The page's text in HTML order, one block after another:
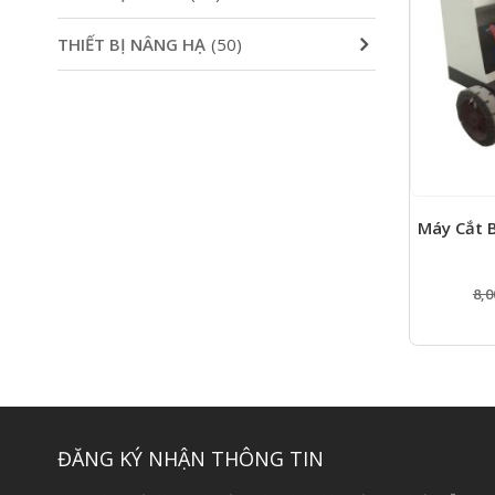
Máy Cắt
THIẾT BỊ NÂNG HẠ (50)
ĐĂNG KÝ NHẬN THÔNG TIN